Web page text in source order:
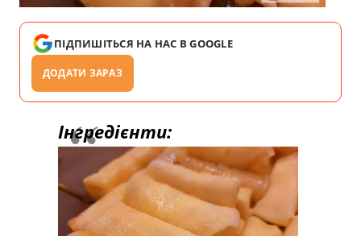
ПІДПИШІТЬСЯ НА НАС В GOOGLE
ДОДАТИ ЗАРАЗ
Інгредієнти: